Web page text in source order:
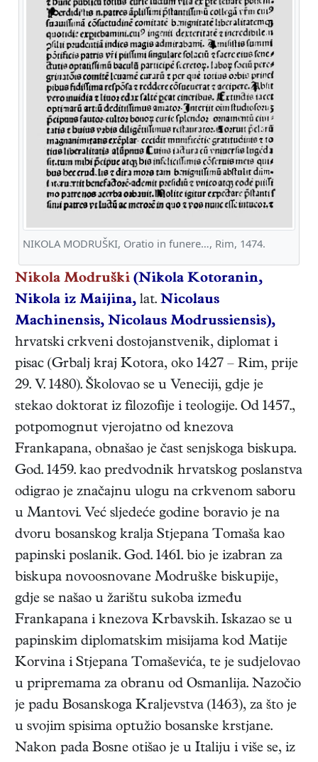
NIKOLA MODRUŠKI, Oratio in funere…, Rim, 1474.
Nikola Modruški (Nikola Kotoranin,
Nikola iz Maijina, lat. Nicolaus
Machinensis, Nicolaus Modrussiensis),
hrvatski crkveni dostojanstvenik, diplomat i
pisac (Grbalj kraj Kotora, oko 1427 – Rim, prije
29. V. 1480). Školovao se u Veneciji, gdje je
stekao doktorat iz filozofije i teologije. Od 1457.,
potpomognut vjerojatno od knezova
Frankapana, obnašao je čast senjskoga biskupa.
God. 1459. kao predvodnik hrvatskog poslanstva
odigrao je značajnu ulogu na crkvenom saboru
u Mantovi. Već sljedeće godine boravio je na
dvoru bosanskog kralja Stjepana Tomaša kao
papinski poslanik. God. 1461. bio je izabran za
biskupa novoosnovane Modruške biskupije,
gdje se našao u žarištu sukoba između
Frankapana i knezova Krbavskih. Iskazao se u
papinskim diplomatskim misijama kod Matije
Korvina i Stjepana Tomaševića, te je sudjelovao
u pripremama za obranu od Osmanlija. Nazočio
je padu Bosanskoga Kraljevstva (1463), za što je
u svojim spisima optužio bosanske krstjane.
Nakon pada Bosne otišao je u Italiju i više se, iz